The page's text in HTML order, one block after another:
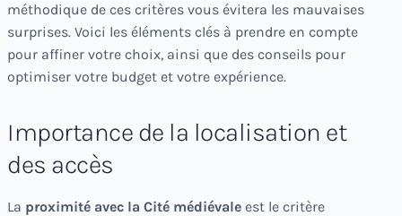
méthodique de ces critères vous évitera les mauvaises
surprises. Voici les éléments clés à prendre en compte
pour affiner votre choix, ainsi que des conseils pour
optimiser votre budget et votre expérience.
Importance de la localisation et
des accès
La proximité avec la Cité médiévale est le critère